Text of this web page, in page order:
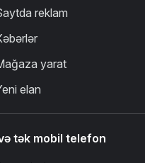
reklam
yarat
elan
tək mobil telefon